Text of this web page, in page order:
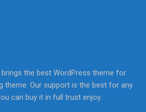
the best WordPress theme for
theme. Our support is the best for any
can buy it in full trust enjoy.